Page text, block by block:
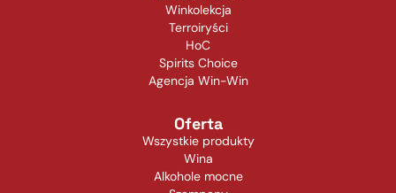
Winkolekcja
Terroiryści
HoC
Spirits Choice
Agencja Win-Win
Oferta
Wszystkie produkty
Wina
Alkohole mocne